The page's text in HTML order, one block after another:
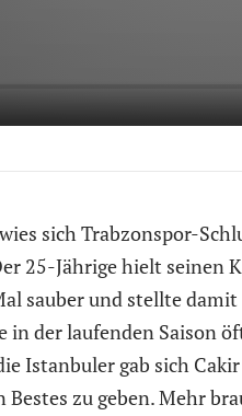
sich Trabzonspor-
25-Jährige hielt seinen
sauber und stellte
in der laufenden Saison
Istanbuler gab sich
zu geben. Mehr